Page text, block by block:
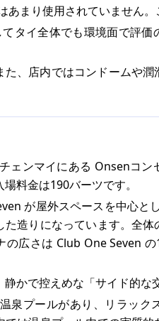
まり使用されていません。
タイ全体でも環境面で評価
、店内ではコンドームや
ェンマイにある Onsenコ
料金は190バーツです。
が屋外スペースを中心と
た造りになっています。全
の広さは Club One Seven
かで控えめな「サイド的な
泉プールがあり、リラック